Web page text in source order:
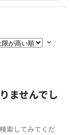
ませんでし
索してみてくだ